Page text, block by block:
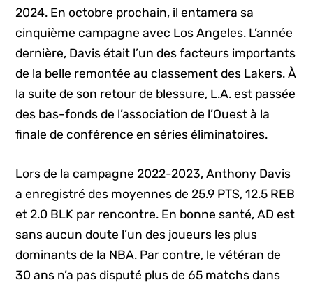
2024. En octobre prochain, il entamera sa
cinquième campagne avec Los Angeles. L’année
dernière, Davis était l’un des facteurs importants
de la belle remontée au classement des Lakers. À
la suite de son retour de blessure, L.A. est passée
des bas-fonds de l’association de l’Ouest à la
finale de conférence en séries éliminatoires.
Lors de la campagne 2022-2023, Anthony Davis
a enregistré des moyennes de 25.9 PTS, 12.5 REB
et 2.0 BLK par rencontre. En bonne santé, AD est
sans aucun doute l’un des joueurs les plus
dominants de la NBA. Par contre, le vétéran de
30 ans n’a pas disputé plus de 65 matchs dans